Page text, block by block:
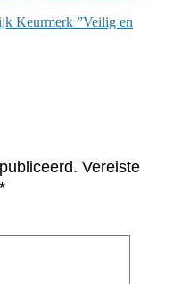
Keurmerk ”Veilig en
Vereiste
*